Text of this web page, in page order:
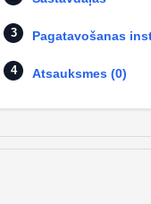
Pagatavošanas
Atsauksmes (0)